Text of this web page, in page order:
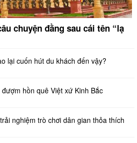
chuyện đằng sau cái tên “lạ
lại cuốn hút du khách đến vậy?
hồn quê Việt xứ Kinh Bắc
nghiệm trò chơi dân gian thỏa thích